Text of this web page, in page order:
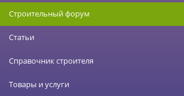
Строительный форум
Статьи
Справочник строителя
Товары и услуги